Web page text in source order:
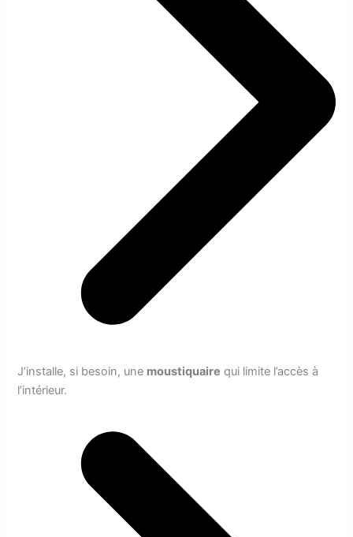
J’installe, si besoin, une moustiquaire qui limite l’accès à
l’intérieur.